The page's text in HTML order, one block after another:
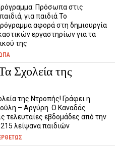
Πρόσωπα στις
για παιδιά Το
αφορά στη δημιουργία
εργαστηρίων για τα
της
Σχολεία της
της Ντροπής! Γράφει η
– Αργύρη Ο Καναδάς
τελευταίες εβδομάδες από την
λείψανα παιδιών